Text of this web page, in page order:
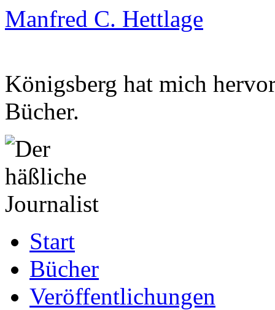
Manfred C. Hettlage
Königsberg hat mich
Bücher.
Inhalt
springenStart
Bücher
Veröffentlichungen